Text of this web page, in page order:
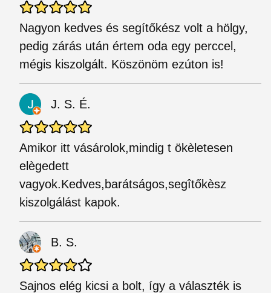
Nagyon kedves és segítőkész volt a hölgy,
pedig zárás után értem oda egy perccel,
mégis kiszolgált. Köszönöm ezúton is!
J. S. É.
Amikor itt vásárolok,mindig t ökèletesen
elègedett
vagyok.Kedves,barátságos,segîtőkèsz
kiszolgálást kapok.
B. S.
Sajnos elég kicsi a bolt, így a választék is